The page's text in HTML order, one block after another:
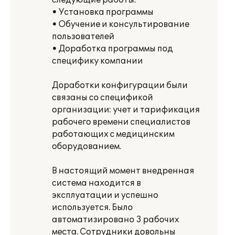
• Установка программы
• Обучение и консультирование
пользователей
• Доработка программы под
специфику компании
Доработки конфигурации были
связаны со спецификой
организации: учет и тарификация
рабочего времени специалистов
работающих с медицинским
оборудованием.
В настоящий момент внедренная
система находится в
эксплуатации и успешно
используется. Было
автоматизировано 3 рабочих
места. Сотрудники довольны